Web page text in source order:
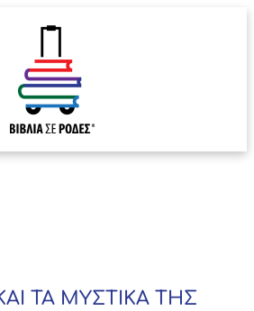
ΤΑ ΜΥΣΤΙΚΑ ΤΗΣ